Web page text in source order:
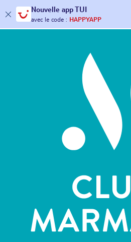
Nouvelle app TUI
30€ offerts*sur votrevoyage !
avec le code :HAPPYAPP
Hôtels & Clubs